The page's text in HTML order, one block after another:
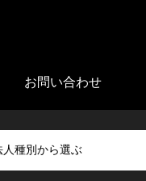
お問い合わせ